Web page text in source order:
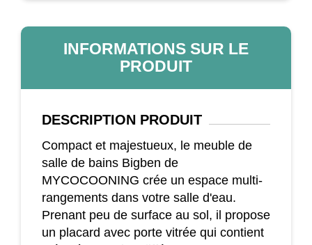
INFORMATIONS SUR LE
PRODUIT
DESCRIPTION PRODUIT
Compact et majestueux, le meuble de
salle de bains Bigben de
MYCOCOONING crée un espace multi-
rangements dans votre salle d'eau.
Prenant peu de surface au sol, il propose
un placard avec porte vitrée qui contient